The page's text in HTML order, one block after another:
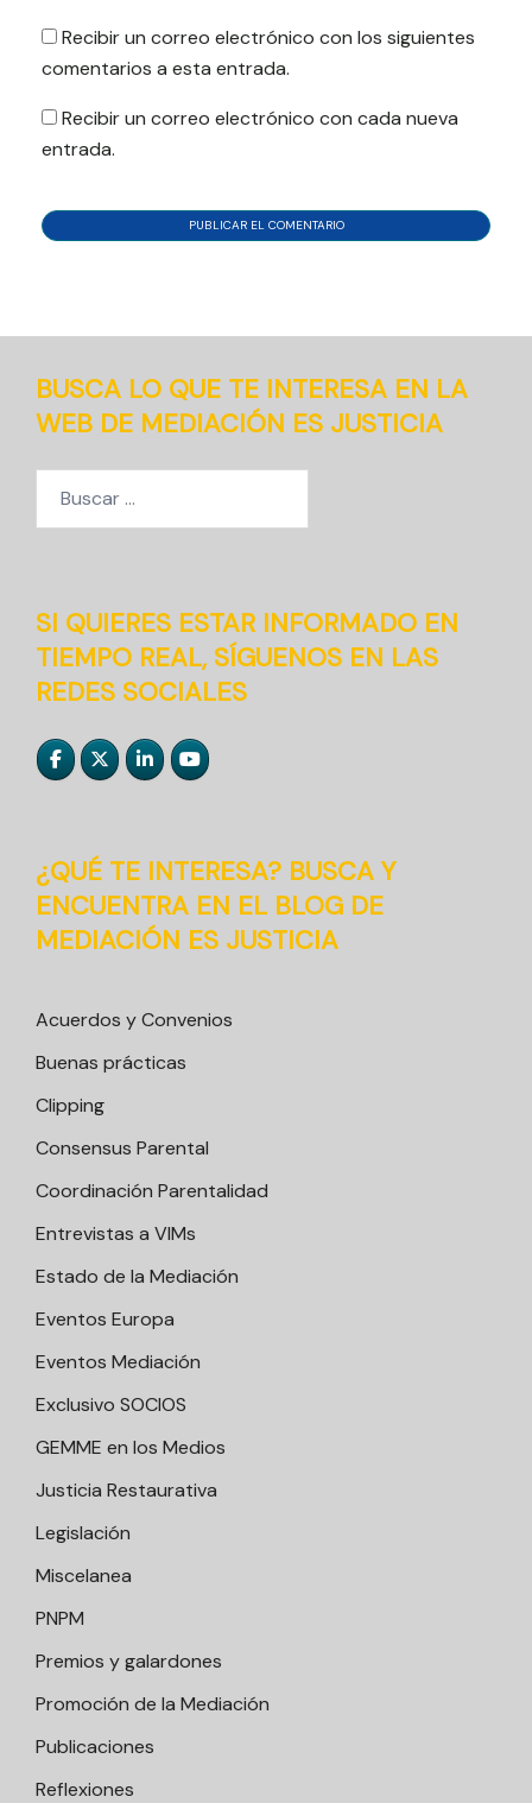
Recibir un correo electrónico con los siguientes
comentarios a esta entrada.
Recibir un correo electrónico con cada nueva
entrada.
BUSCA LO QUE TE INTERESA EN LA
WEB DE MEDIACIÓN ES JUSTICIA
SI QUIERES ESTAR INFORMADO EN
TIEMPO REAL, SÍGUENOS EN LAS
REDES SOCIALES
¿QUÉ TE INTERESA? BUSCA Y
ENCUENTRA EN EL BLOG DE
MEDIACIÓN ES JUSTICIA
Acuerdos y Convenios
Buenas prácticas
Clipping
Consensus Parental
Coordinación Parentalidad
Entrevistas a VIMs
Estado de la Mediación
Eventos Europa
Eventos Mediación
Exclusivo SOCIOS
GEMME en los Medios
Justicia Restaurativa
Legislación
Miscelanea
PNPM
Premios y galardones
Promoción de la Mediación
Publicaciones
Reflexiones